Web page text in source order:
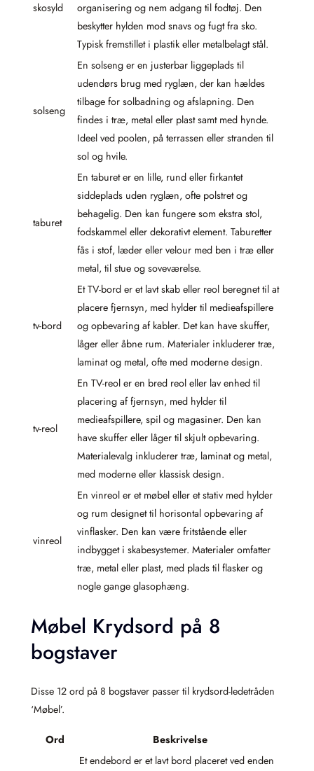
skosyld
organisering og nem adgang til fodtøj. Den
beskytter hylden mod snavs og fugt fra sko.
Typisk fremstillet i plastik eller metalbelagt stål.
solseng
En solseng er en justerbar liggeplads til
udendørs brug med ryglæn, der kan hældes
tilbage for solbadning og afslapning. Den
findes i træ, metal eller plast samt med hynde.
Ideel ved poolen, på terrassen eller stranden til
sol og hvile.
taburet
En taburet er en lille, rund eller firkantet
siddeplads uden ryglæn, ofte polstret og
behagelig. Den kan fungere som ekstra stol,
fodskammel eller dekorativt element. Taburetter
fås i stof, læder eller velour med ben i træ eller
metal, til stue og soveværelse.
tv-bord
Et TV-bord er et lavt skab eller reol beregnet til at
placere fjernsyn, med hylder til medieafspillere
og opbevaring af kabler. Det kan have skuffer,
låger eller åbne rum. Materialer inkluderer træ,
laminat og metal, ofte med moderne design.
tv-reol
En TV-reol er en bred reol eller lav enhed til
placering af fjernsyn, med hylder til
medieafspillere, spil og magasiner. Den kan
have skuffer eller låger til skjult opbevaring.
Materialevalg inkluderer træ, laminat og metal,
med moderne eller klassisk design.
vinreol
En vinreol er et møbel eller et stativ med hylder
og rum designet til horisontal opbevaring af
vinflasker. Den kan være fritstående eller
indbygget i skabesystemer. Materialer omfatter
træ, metal eller plast, med plads til flasker og
nogle gange glasophæng.
Møbel Krydsord på 8
bogstaver
Disse 12 ord på 8 bogstaver passer til krydsord-ledetråden
‘Møbel’.
Ord Beskrivelse
Et endebord er et lavt bord placeret ved enden